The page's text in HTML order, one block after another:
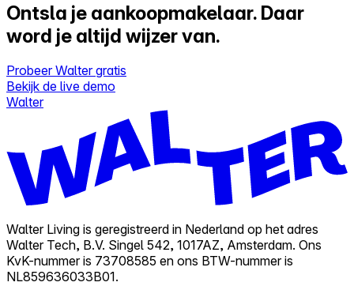
Ontsla je aankoopmakelaar. Daar
word je altijd wijzer van.
Probeer Walter gratis
Bekijk de live demo
Walter
Walter Living is geregistreerd in Nederland op het adres
Walter Tech, B.V. Singel 542, 1017AZ, Amsterdam. Ons
KvK-nummer is 73708585 en ons BTW-nummer is
NL859636033B01.